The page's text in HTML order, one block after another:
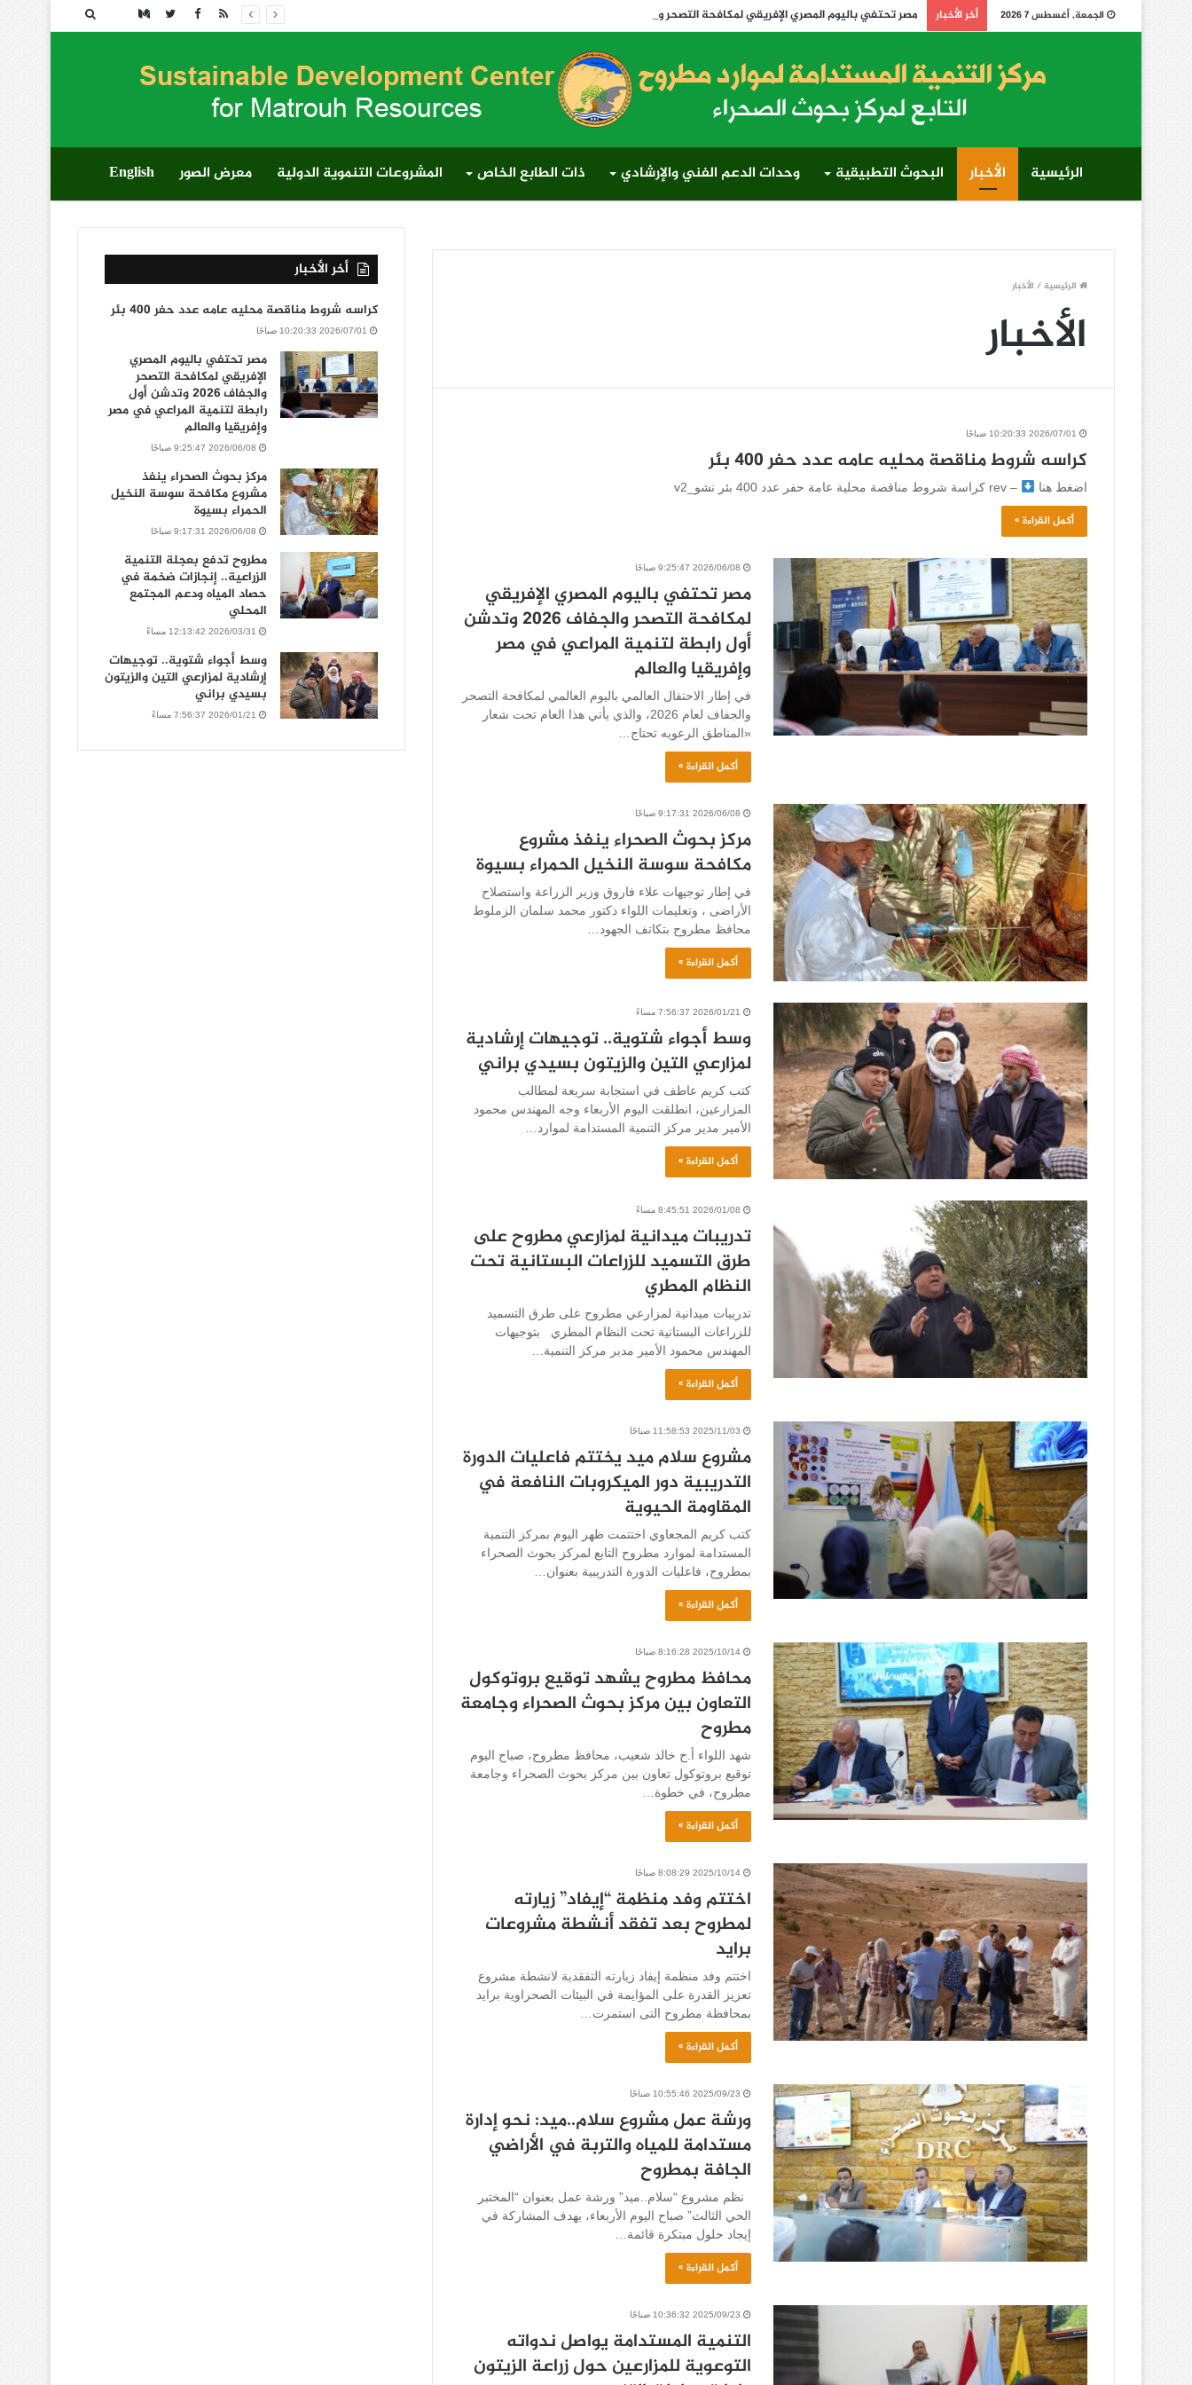
الجمعة, أغسطس 7 2026 أخر الأخبار مصر تحتفي باليوم المصري الإفريقي لمكافحة التصحر والجفاف 2026 وتدشن أول رابطة لتنمية المراعي في مصر وإفريقيا والعالم
الرئيسية الأخبار البحوث التطبيقية وحدات الدعم الفني والإرشادي ذات الطابع الخاص المشروعات التنموية الدولية معرض الصور English
الرئيسية / الأخبار
الأخبار
2026/07/01 10:20:33 صباحًا
كراسه شروط مناقصة محليه عامه عدد حفر 400 بئر
اضغط هنا – rev كراسة شروط مناقصة محلية عامة حفر عدد 400 بئر نشو_v2
أكمل القراءة »
2026/06/08 9:25:47 صباحًا
مصر تحتفي باليوم المصري الإفريقي
لمكافحة التصحر والجفاف 2026 وتدشن
أول رابطة لتنمية المراعي في مصر
وإفريقيا والعالم
في إطار الاحتفال العالمي باليوم العالمي لمكافحة التصحر
والجفاف لعام 2026، والذي يأتي هذا العام تحت شعار
«المناطق الرعويه تحتاج…
أكمل القراءة »
2026/06/08 9:17:31 صباحًا
مركز بحوث الصحراء ينفذ مشروع
مكافحة سوسة النخيل الحمراء بسيوة
في إطار توجيهات علاء فاروق وزير الزراعة واستصلاح
الأراضى ، وتعليمات اللواء دكتور محمد سلمان الزملوط
محافظ مطروح بتكاتف الجهود…
أكمل القراءة »
2026/01/21 7:56:37 مساءً
وسط أجواء شتوية.. توجيهات إرشادية
لمزارعي التين والزيتون بسيدي براني
كتب كريم عاطف في استجابة سريعة لمطالب
المزارعين، انطلقت اليوم الأربعاء وجه المهندس محمود
الأمير مدير مركز التنمية المستدامة لموارد…
أكمل القراءة »
2026/01/08 8:45:51 مساءً
تدريبات ميدانية لمزارعي مطروح على
طرق التسميد للزراعات البستانية تحت
النظام المطري
تدريبات ميدانية لمزارعي مطروح على طرق التسميد
للزراعات البستانية تحت النظام المطري بتوجيهات
المهندس محمود الأمير مدير مركز التنمية…
أكمل القراءة »
2025/11/03 11:58:53 صباحًا
مشروع سلام ميد يختتم فاعليات الدورة
التدريبية دور الميكروبات النافعة في
المقاومة الحيوية
كتب كريم المجعاوي اختتمت ظهر اليوم بمركز التنمية
المستدامة لموارد مطروح التابع لمركز بحوث الصحراء
بمطروح، فاعليات الدورة التدريبية بعنوان…
أكمل القراءة »
2025/10/14 8:16:28 صباحًا
محافظ مطروح يشهد توقيع بروتوكول
التعاون بين مركز بحوث الصحراء وجامعة
مطروح
شهد اللواء أ.ح خالد شعيب، محافظ مطروح، صباح اليوم
توقيع بروتوكول تعاون بين مركز بحوث الصحراء وجامعة
مطروح، في خطوة…
أكمل القراءة »
2025/10/14 8:08:29 صباحًا
اختتم وفد منظمة “إيفاد” زيارته
لمطروح بعد تفقد أنشطة مشروعات
برايد
اختتم وفد منظمة إيفاد زيارته التفقدية لانشطة مشروع
تعزيز القدرة على المؤايمة في البيئات الصحراوية برايد
بمحافظة مطروح التى استمرت…
أكمل القراءة »
2025/09/23 10:55:46 صباحًا
ورشة عمل مشروع سلام..ميد: نحو إدارة
مستدامة للمياه والتربة في الأراضي
الجافة بمطروح
نظم مشروع “سلام..ميد” ورشة عمل بعنوان “المختبر
الحي الثالث” صباح اليوم الأربعاء، بهدف المشاركة في
إيجاد حلول مبتكرة قائمة…
أكمل القراءة »
2025/09/23 10:36:32 صباحًا
التنمية المستدامة يواصل ندواته
التوعوية للمزارعين حول زراعة الزيتون
أخر الأخبار
كراسه شروط مناقصة محليه عامه عدد حفر 400 بئر
2026/07/01 10:20:33 صباحًا
مصر تحتفي باليوم المصري
الإفريقي لمكافحة التصحر
والجفاف 2026 وتدشن أول
رابطة لتنمية المراعي في مصر
وإفريقيا والعالم
2026/06/08 9:25:47 صباحًا
مركز بحوث الصحراء ينفذ
مشروع مكافحة سوسة النخيل
الحمراء بسيوة
2026/06/08 9:17:31 صباحًا
مطروح تدفع بعجلة التنمية
الزراعية.. إنجازات ضخمة في
حصاد المياه ودعم المجتمع
المحلي
2026/03/31 12:13:42 مساءً
وسط أجواء شتوية.. توجيهات
إرشادية لمزارعي التين والزيتون
بسيدي براني
2026/01/21 7:56:37 مساءً